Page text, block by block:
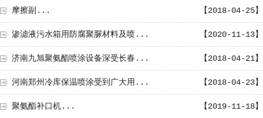
【2018-04-25】
摩擦副...
【2020-11-13】
渗滤液污水箱用防腐聚脲材料及喷...
【2018-04-21】
济南九旭聚氨酯喷涂设备深受长春...
【2018-04-23】
河南郑州冷库保温喷涂受到广大用...
【2019-11-18】
聚氨酯补口机...